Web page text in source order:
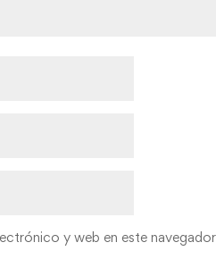
y web en este